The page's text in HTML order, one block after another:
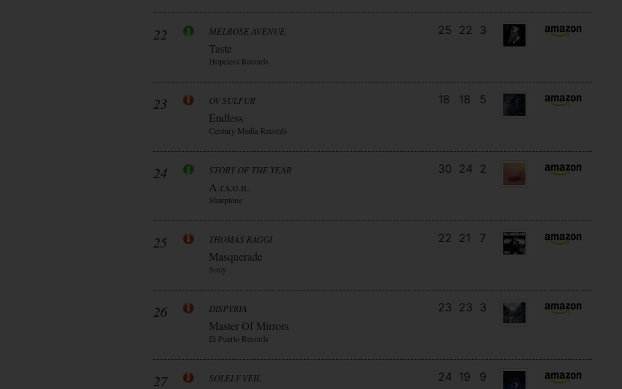
22 MELROSE AVENUE
Taste
Hopeless Records
25 22 3
23 OV SULFUR
Endless
Century Media Records
18 18 5
24 STORY OF THE YEAR
A.r.s.o.n.
Sharptone
30 24 2
25 THOMAS RAGGI
Masquerade
Sony
22 21 7
26 DISPYRIA
Master Of Mirrors
El Puerto Records
23 23 3
27 SOLELY VEIL 24 19 9